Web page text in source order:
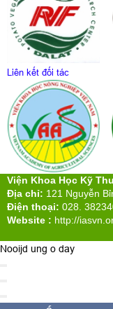
Liên kết đối tác
Viện Khoa Học Kỹ
Địa chỉ: 121 Nguyễn
Điện thoại: 028.
Website : http://
Nooijd ung o day